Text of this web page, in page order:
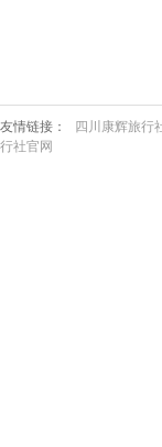
友情链接： 四川康辉旅行
行社官网